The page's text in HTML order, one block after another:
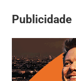
Publicidade